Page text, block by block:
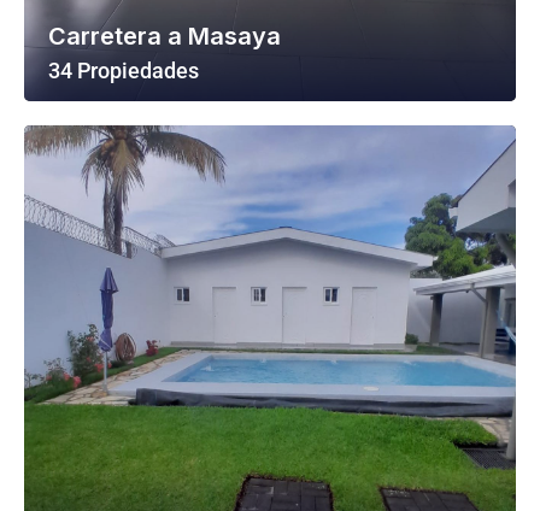
Carretera a Masaya
34 Propiedades
Ver Todas Las Propiedades